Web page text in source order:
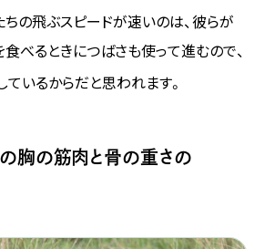
の飛ぶスピードが速いのは、彼らが
べるときにつばさも使って進むので、
ているからだと思われます。
胸の筋肉と骨の重さの